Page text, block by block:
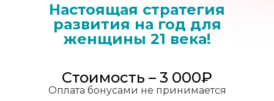
Настоящая стратегия
развития на год для
женщины 21 века!
Стоимость – 3 000₽
Оплата бонусами не принимается